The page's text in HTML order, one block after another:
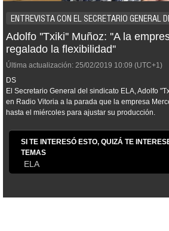
ENTREVISTA CON EL SECRETARIO GENERAL
Adolfo ''Txiki'' Muñoz: ''A la
regalado la flexibilidad''
Última actualización: 25/02/2019 10:09 (UTC+1)
DS
El Secretario General del sindicato ELA, Adolfo
en Radio Vitoria a la parada que la empresa
hasta el miércoles para ajustar su producción.
SI TE INTERESÓ ESTO, QUIZÁ TE
TEMAS
ELA